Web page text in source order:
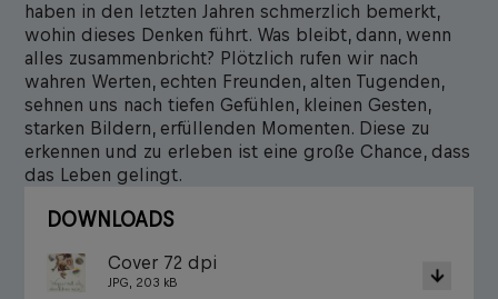
haben in den letzten Jahren schmerzlich bemerkt,
wohin dieses Denken führt. Was bleibt, dann, wenn
alles zusammenbricht? Plötzlich rufen wir nach
wahren Werten, echten Freunden, alten Tugenden,
sehnen uns nach tiefen Gefühlen, kleinen Gesten,
starken Bildern, erfüllenden Momenten. Diese zu
erkennen und zu erleben ist eine große Chance, dass
das Leben gelingt.
DOWNLOADS
Cover 72 dpi
JPG, 203 kB